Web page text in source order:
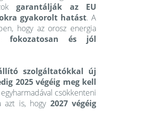
garantálják az EU
gyakorolt hatást. A
hogy az orosz energia
fokozatosan és jól
szolgáltatókkal új
2025 végéig meg kell
csökkenteni
azt is, hogy 2027 végéig